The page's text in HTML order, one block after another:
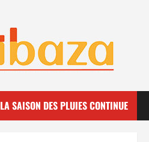
LA SAISON DES PLUIES CONTINUE